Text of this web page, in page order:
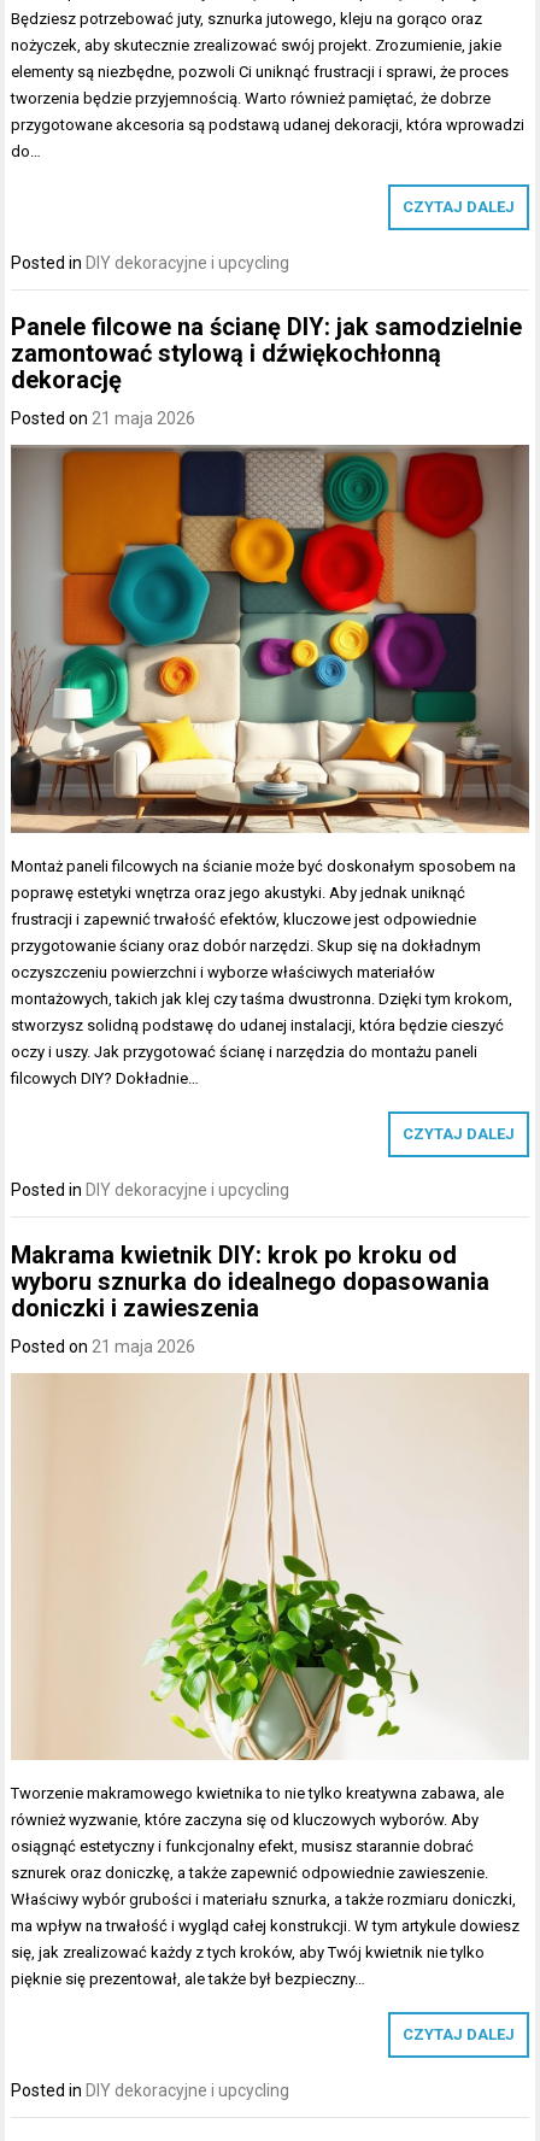
Będziesz potrzebować juty, sznurka jutowego, kleju na gorąco oraz
nożyczek, aby skutecznie zrealizować swój projekt. Zrozumienie, jakie
elementy są niezbędne, pozwoli Ci uniknąć frustracji i sprawi, że proces
tworzenia będzie przyjemnością. Warto również pamiętać, że dobrze
przygotowane akcesoria są podstawą udanej dekoracji, która wprowadzi
do…
CZYTAJ DALEJ
Posted in DIY dekoracyjne i upcycling
Panele filcowe na ścianę DIY: jak samodzielnie
zamontować stylową i dźwiękochłonną
dekorację
Posted on21 maja 2026
Montaż paneli filcowych na ścianie może być doskonałym sposobem na
poprawę estetyki wnętrza oraz jego akustyki. Aby jednak uniknąć
frustracji i zapewnić trwałość efektów, kluczowe jest odpowiednie
przygotowanie ściany oraz dobór narzędzi. Skup się na dokładnym
oczyszczeniu powierzchni i wyborze właściwych materiałów
montażowych, takich jak klej czy taśma dwustronna. Dzięki tym krokom,
stworzysz solidną podstawę do udanej instalacji, która będzie cieszyć
oczy i uszy. Jak przygotować ścianę i narzędzia do montażu paneli
filcowych DIY? Dokładnie…
CZYTAJ DALEJ
Posted in DIY dekoracyjne i upcycling
Makrama kwietnik DIY: krok po kroku od
wyboru sznurka do idealnego dopasowania
doniczki i zawieszenia
Posted on 21 maja 2026
Tworzenie makramowego kwietnika to nie tylko kreatywna zabawa, ale
również wyzwanie, które zaczyna się od kluczowych wyborów. Aby
osiągnąć estetyczny i funkcjonalny efekt, musisz starannie dobrać
sznurek oraz doniczkę, a także zapewnić odpowiednie zawieszenie.
Właściwy wybór grubości i materiału sznurka, a także rozmiaru doniczki,
ma wpływ na trwałość i wygląd całej konstrukcji. W tym artykule dowiesz
się, jak zrealizować każdy z tych kroków, aby Twój kwietnik nie tylko
pięknie się prezentował, ale także był bezpieczny…
CZYTAJ DALEJ
Posted in DIY dekoracyjne i upcycling